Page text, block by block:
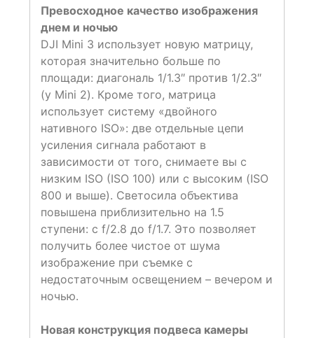
Превосходное качество изображения
днем и ночью
DJI Mini 3 использует новую матрицу,
которая значительно больше по
площади: диагональ 1/1.3″ против 1/2.3″
(у Mini 2). Кроме того, матрица
использует систему «двойного
нативного ISO»: две отдельные цепи
усиления сигнала работают в
зависимости от того, снимаете вы с
низким ISO (ISO 100) или с высоким (ISO
800 и выше). Светосила объектива
повышена приблизительно на 1.5
ступени: с f/2.8 до f/1.7. Это позволяет
получить более чистое от шума
изображение при съемке с
недостаточным освещением – вечером и
ночью.
Новая конструкция подвеса камеры